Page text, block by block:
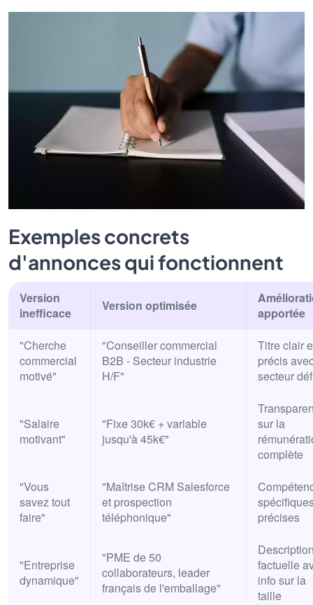
Exemples concrets
d'annonces qui fonctionnent
Version
inefficace
Version optimisée
apportée
"Cherche
commercial
motivé"
"Conseiller commercial
B2B - Secteur industrie
H/F"
Titre clair
précis
secteur
"Salaire
motivant"
"Fixe 30k€ + variable
jusqu'à 45k€"
sur la
complète
"Vous
savez tout
faire"
"Maîtrise CRM Salesforce
et prospection
téléphonique"
précises
"Entreprise
dynamique"
"PME de 50
collaborateurs, leader
français de l'emballage"
factuelle
info sur la
taille